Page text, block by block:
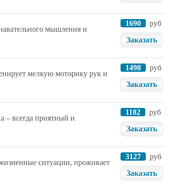
мышления и
1690
руб
Заказать
мелкую моторику рук и
1498
руб
Заказать
– всегда приятный и
1182
руб
Заказать
ситуации, проживает
3127
руб
Заказать